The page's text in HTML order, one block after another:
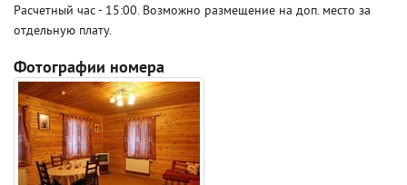
Расчетный час - 15:00. Возможно размещение на доп. место за
отдельную плату.
Фотографии номера